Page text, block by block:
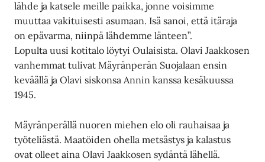
lähde ja katsele meille paikka, jonne voisimme
muuttaa vakituisesti asumaan. Isä sanoi, että itäraja
on epävarma, niinpä lähdemme länteen”.
Lopulta uusi kotitalo löytyi Oulaisista. Olavi Jaakkosen
vanhemmat tulivat Mäyränperän Suojalaan ensin
keväällä ja Olavi siskonsa Annin kanssa kesäkuussa
1945.
Mäyränperällä nuoren miehen elo oli rauhaisaa ja
työteliästä. Maatöiden ohella metsästys ja kalastus
ovat olleet aina Olavi Jaakkosen sydäntä lähellä.